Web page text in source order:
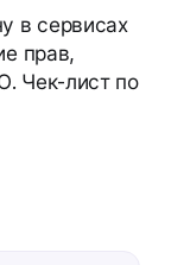
в сервисах
прав,
Чек-лист по